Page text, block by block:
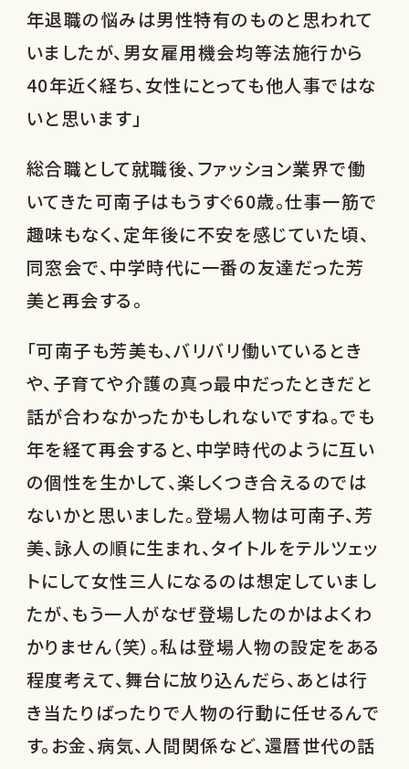
年退職の悩みは男性特有のものと思われて
いましたが、男女雇用機会均等法施行から
40年近く経ち、女性にとっても他人事ではな
いと思います」
総合職として就職後、ファッション業界で働
いてきた可南子はもうすぐ60歳。仕事一筋で
趣味もなく、定年後に不安を感じていた頃、
同窓会で、中学時代に一番の友達だった芳
美と再会する。
「可南子も芳美も、バリバリ働いているとき
や、子育てや介護の真っ最中だったときだと
話が合わなかったかもしれないですね。でも
年を経て再会すると、中学時代のように互い
の個性を生かして、楽しくつき合えるのでは
ないかと思いました。登場人物は可南子、芳
美、詠人の順に生まれ、タイトルをテルツェッ
トにして女性三人になるのは想定していまし
たが、もう一人がなぜ登場したのかはよくわ
かりません（笑）。私は登場人物の設定をある
程度考えて、舞台に放り込んだら、あとは行
き当たりばったりで人物の行動に任せるんで
す。お金、病気、人間関係など、還暦世代の話